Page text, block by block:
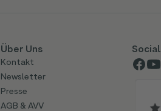
Über Uns
Kontakt
Newsletter
Presse
AGB & AVV
Social